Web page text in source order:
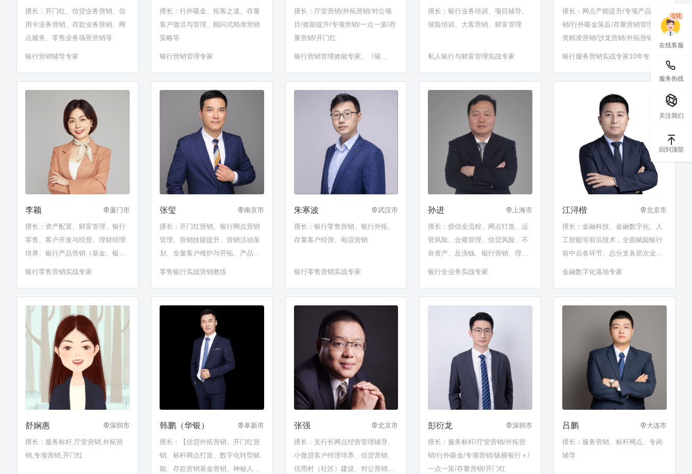
擅长：开门红、信贷业务营销、信
用卡业务营销、存款业务营销、网
点服务、零售业务场景营销等
银行营销辅导专家
擅长：行外吸金、拓客之道、存量
客户激活与管理、顾问式精准营销
策略等
银行营销管理专家
擅长：厅堂营销/外拓营销/对公项
目/效能提升/专项营销/一点一策/存
量营销/开门红
银行营销管理效能专家、《银行
对公客户经理三力效能项目》
擅长：银行业务培训、项目辅导、
保险培训、大客营销、财富管理
私人银行与财富管理实战专家
擅长：网点产能提升/专项产品营
销/行外吸金策反/存量营销管理/分
类精准营销/沙龙营销/外拓营销
银行服务营销实战专家10年专注
商业银行一线营销实战训练
李颖 厦门市
擅长：资产配置、财富管理、银行
零售、客户开发与经营、理财经理
培养、银行产品营销（基金、银
银行零售营销实战专家
张玺 南京市
擅长：开门红营销、银行网点营销
管理、营销技能提升、营销活动策
划、全量客户维护与开拓、产品高
零售银行实战营销教练
朱寒波 武汉市
擅长：银行零售营销、银行外拓、
存量客户经营、电话营销
银行零售营销实战专家
孙进 上海市
擅长：授信全流程、网点打造、运
营风险、合规管理、信贷风险、不
良资产、反洗钱、银行营销、理财
银行全业务实战专家
江浔楷 北京市
擅长：金融科技、金融数字化、人
工智能等前沿技术，全面赋能银行
前中后各环节、总分支各层次业
布、论坛、大赛等活动的策划和现
场组织；单位新员工快速融入及个
金融数字化落地专家
舒娴惠 深圳市
擅长：服务标杆,厅堂营销,外拓营
销,专项营销,开门红
韩鹏（华银） 阜新市
擅长：【信贷外拓营销、开门红营
销、标杆网点打造、数字化转型赋
能、存款营销基金营销、神秘人暗
张强 北京市
擅长：支行长网点经营管理辅导、
小微贷客户经理培养、信贷营销、
信用村（社区）建设、对公营销流
彭衍龙 深圳市
擅长：服务标杆/厅堂营销/外拓营
销/行外吸金/专项营销/纵横银行＋/
一点一策/存量营销/开门红
吕鹏 大连市
擅长：服务营销、标杆网点、专岗
辅导
在线客服
服务热线
关注我们
回到顶部